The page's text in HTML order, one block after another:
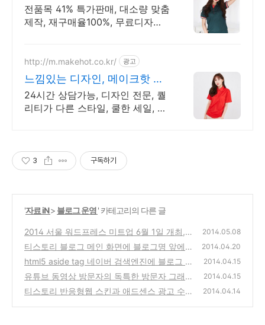
16년 전통의 전문업체
전품목 41% 특가판매, 대소량 맞춤
제작, 재구매율100%, 무료디자인,
http://m.makehot.co.kr/ 광고
느낌있는 디자인, 메이크핫 차
별화되고 세련된 디자인!
24시간 상담가능, 디자인 전문, 퀄
리티가 다른 스타일, 쿨한 세일, 핫
3 구독하기
'자료 iN> 블로그 운영' 카테고리의 다른 글
2014 서울 워드프레스 미트업 6월 1일 개최,
신청하기 (wordpress 창업자 맷 멀런웨그 참
석)
(0)
2014.05.08
티스토리 블로그 메인 화면에 블로그명 앞에 |
문자열 출력 문제 오류 해결 방법
(0)
2014.04.20
html5 aside tag 네이버 검색엔진에 블로그 특
정 내용을 검색하지 않도록 막는 방법
(0)
2014.04.15
유튜브 동영상 방문자의 독특한 방문자 그래프
와 Youtube에 장단점과 수익 창출
(6)
2014.04.15
티스토리 반응형웹 스킨과 애드센스 광고 수익 2014.04.14